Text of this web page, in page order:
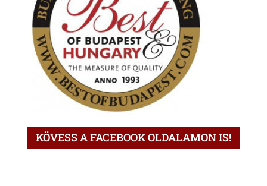
KÖVESS A FACEBOOK OLDALAMON IS!